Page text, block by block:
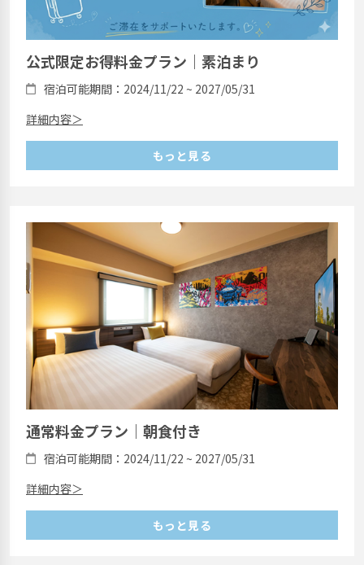
公式限定お得料金プラン｜素泊まり
宿泊可能期間：2024/11/22 ~ 2027/05/31
詳細内容＞
もっと見る
通常料金プラン｜朝食付き
宿泊可能期間：2024/11/22 ~ 2027/05/31
詳細内容＞
もっと見る